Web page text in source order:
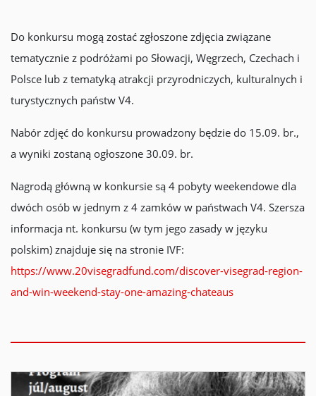
Do konkursu mogą zostać zgłoszone zdjęcia związane
tematycznie z podróżami po Słowacji, Węgrzech, Czechach i
Polsce lub z tematyką atrakcji przyrodniczych, kulturalnych i
turystycznych państw V4.
Nabór zdjęć do konkursu prowadzony będzie do 15.09. br.,
a wyniki zostaną ogłoszone 30.09. br.
Nagrodą główną w konkursie są 4 pobyty weekendowe dla
dwóch osób w jednym z 4 zamków w państwach V4. Szersza
informacja nt. konkursu (w tym jego zasady w języku
polskim) znajduje się na stronie IVF:
https://www.20visegradfund.com/discover-visegrad-region-
and-win-weekend-stay-one-amazing-chateaus